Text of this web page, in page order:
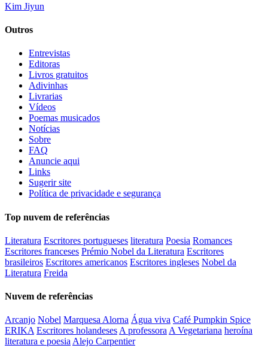
Kim Jiyun
Outros
Entrevistas
Editoras
Livros gratuitos
Adivinhas
Livrarias
Vídeos
Poemas musicados
Notícias
Sobre
FAQ
Anuncie aqui
Links
Sugerir site
Política de privacidade e segurança
Top nuvem de referências
Literatura Escritores portugueses literatura Poesia Romances
Escritores franceses Prémio Nobel da Literatura Escritores
brasileiros Escritores americanos Escritores ingleses Nobel da
Literatura Freida
Nuvem de referências
Arcanjo Nobel Marquesa Alorna Água viva Café Pumpkin Spice
ERIKA Escritores holandeses A professora A Vegetariana heroína
literatura e poesia Alejo Carpentier